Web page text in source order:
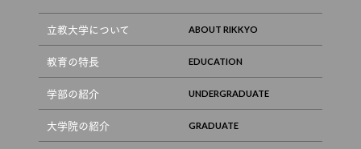
立教大学について
教育の特長
学部の紹介
大学院の紹介